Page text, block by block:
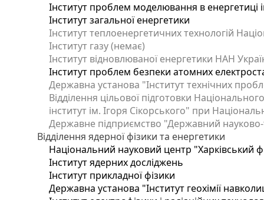
Інститут проблем моделювання в енергетиці
Інститут загальної енергетики
Інститут теплоенергетичних технологій
Інститут газу (немає)
Інститут відновлюваної енергетики НАН
Інститут проблем безпеки атомних
Державна установа "Інститут технічних
Відділення цільової підготовки
інститут ім. Ігоря Сікорського" при
Державне підприємство "Державний науково-
Відділення ядерної фізики та енергетики
Національний науковий центр "Харківський
Інститут ядерних досліджень
Інститут прикладної фізики
Державна установа "Інститут геохімії